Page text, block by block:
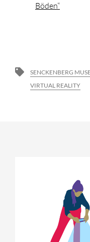
Böden“
SENCKENBERG
VIRTUAL REALITY